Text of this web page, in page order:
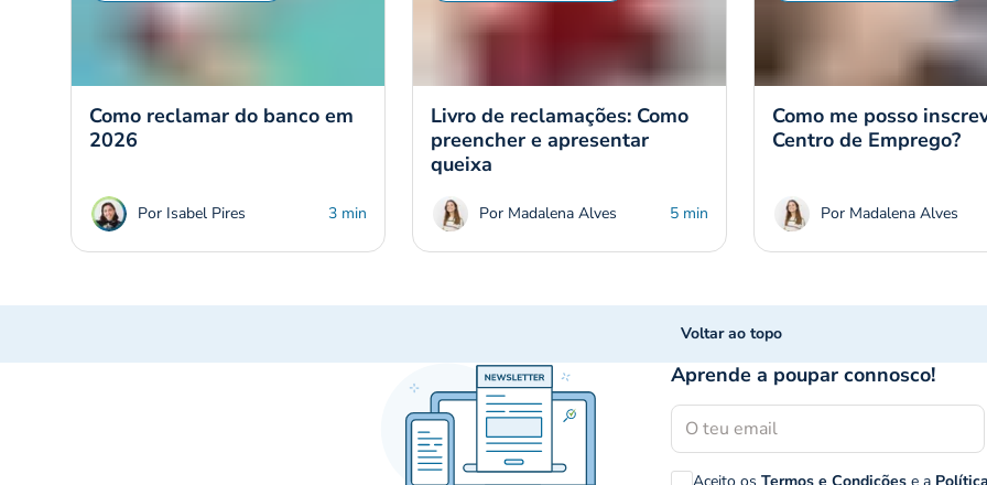
Como reclamar do banco em
2026
Por Isabel Pires 3 min
Livro de reclamações: Como
preencher e apresentar
queixa
Por Madalena Alves 5 min
Como me posso
Centro de Emprego?
Por Madalena Alves
Voltar ao topo
Aprende a poupar connosco!